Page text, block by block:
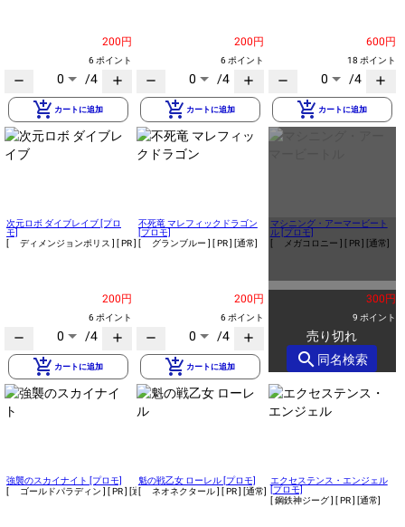
200円
6 ポイント
remove 0 /4 add
add_shopping_cart カートに追加
200円
6 ポイント
remove 0 /4 add
add_shopping_cart カートに追加
600円
18 ポイント
remove 0 /4 add
add_shopping_cart カートに追加
次元ロボ ダイブレイブ [プロ
モ]
[ ディメンジョンポリス ] [ PR ] [通常]
200円
6 ポイント
remove 0 /4 add
add_shopping_cart カートに追加
不死竜 マレフィックドラゴン
[プロモ]
[ グランブルー ] [ PR ] [通常]
200円
6 ポイント
remove 0 /4 add
add_shopping_cart カートに追加
マシニング・アーマービート
ル [プロモ]
[ メガコロニー ] [ PR ] [通常]
300円
9 ポイント
売り切れ
search 同名検索
強襲のスカイナイト [プロモ]
[ ゴールドパラディン ] [ PR ] [通常]
魁の戦乙女 ローレル [プロモ]
[ ネオネクタール ] [ PR ] [通常]
エクセステンス・エンジェル
[プロモ]
[ 鋼鉄神ジーグ ] [ PR ] [通常]